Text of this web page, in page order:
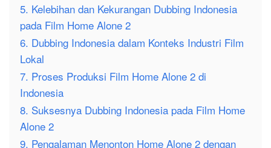
5. Kelebihan dan Kekurangan Dubbing Indonesia
pada Film Home Alone 2
6. Dubbing Indonesia dalam Konteks Industri Film
Lokal
7. Proses Produksi Film Home Alone 2 di
Indonesia
8. Suksesnya Dubbing Indonesia pada Film Home
Alone 2
9. Pengalaman Menonton Home Alone 2 dengan